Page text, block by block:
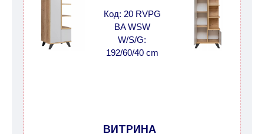
доставкой при заказе мебели из-за границы, на
которые не может повлиять Поставщик, в этих
случаях срок доставки будет продлен еще на 30
рабочих дней и не будет считаться
Код: 20 RVPG
BA WSW
W/S/G:
192/60/40 cm
ВИТРИНА